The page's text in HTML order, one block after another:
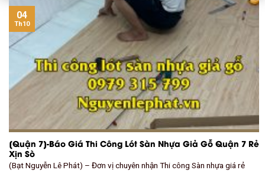
[Quận 7]-Báo Giá Thi Công Lót Sàn Nhựa Giả Gỗ Quận 7 Rẻ
Xịn Sò
(Bạt Nguyễn Lê Phát) – Đơn vị chuyên nhận Thi công Sàn nhựa giá rẻ
04
Th10